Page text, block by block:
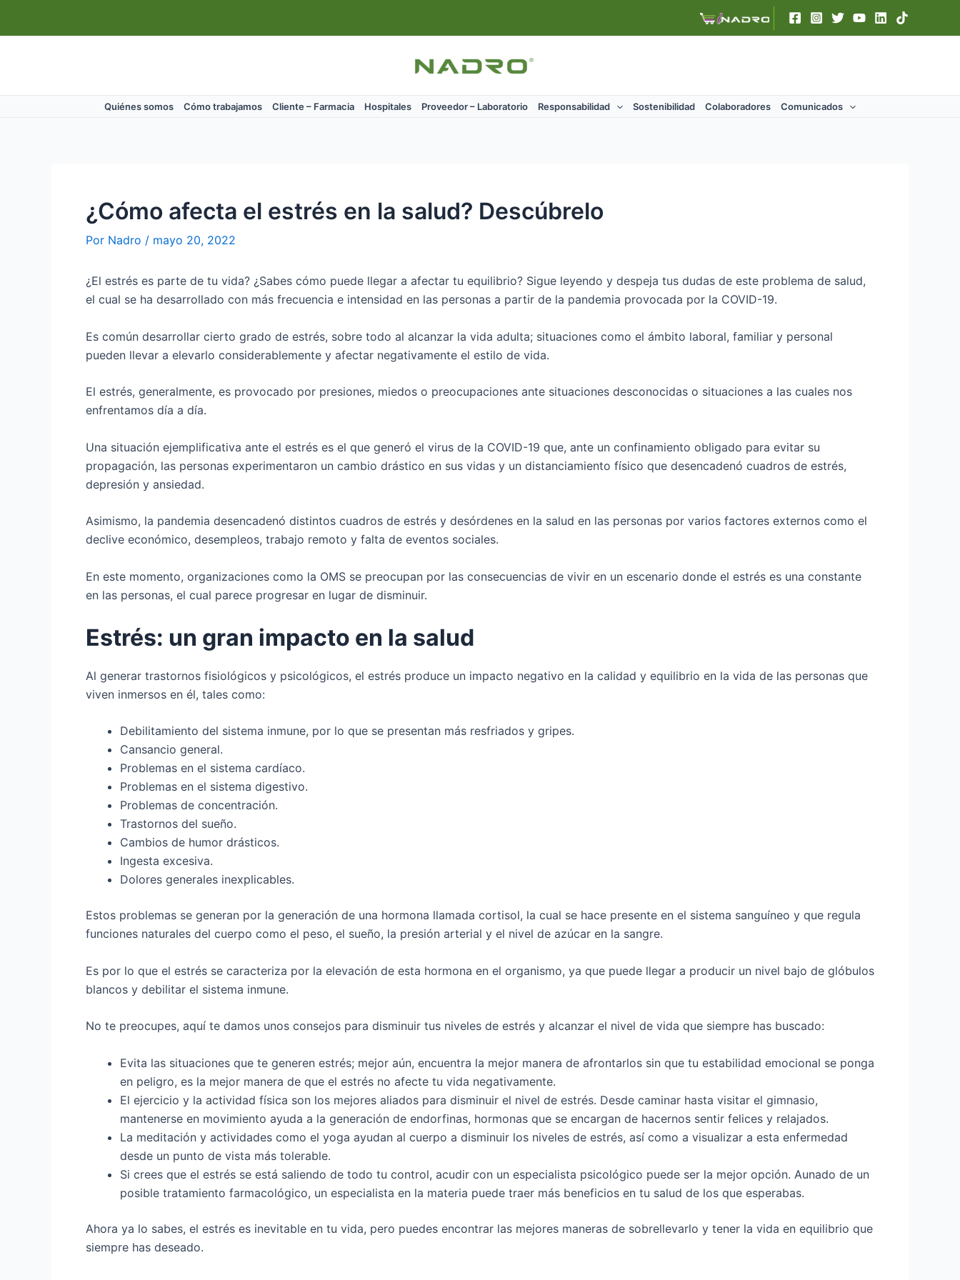
Quiénes somos Cómo trabajamos Cliente – Farmacia Hospitales Proveedor – Laboratorio Responsabilidad Sostenibilidad Colaboradores Comunicados
¿Cómo afecta el estrés en la salud? Descúbrelo
Por Nadro / mayo 20, 2022
¿El estrés es parte de tu vida? ¿Sabes cómo puede llegar a afectar tu equilibrio? Sigue leyendo y despeja tus dudas de este problema de salud,
el cual se ha desarrollado con más frecuencia e intensidad en las personas a partir de la pandemia provocada por la COVID-19.
Es común desarrollar cierto grado de estrés, sobre todo al alcanzar la vida adulta; situaciones como el ámbito laboral, familiar y personal
pueden llevar a elevarlo considerablemente y afectar negativamente el estilo de vida.
El estrés, generalmente, es provocado por presiones, miedos o preocupaciones ante situaciones desconocidas o situaciones a las cuales nos
enfrentamos día a día.
Una situación ejemplificativa ante el estrés es el que generó el virus de la COVID-19 que, ante un confinamiento obligado para evitar su
propagación, las personas experimentaron un cambio drástico en sus vidas y un distanciamiento físico que desencadenó cuadros de estrés,
depresión y ansiedad.
Asimismo, la pandemia desencadenó distintos cuadros de estrés y desórdenes en la salud en las personas por varios factores externos como el
declive económico, desempleos, trabajo remoto y falta de eventos sociales.
En este momento, organizaciones como la OMS se preocupan por las consecuencias de vivir en un escenario donde el estrés es una constante
en las personas, el cual parece progresar en lugar de disminuir.
Estrés: un gran impacto en la salud
Al generar trastornos fisiológicos y psicológicos, el estrés produce un impacto negativo en la calidad y equilibrio en la vida de las personas que
viven inmersos en él, tales como:
Debilitamiento del sistema inmune, por lo que se presentan más resfriados y gripes.
Cansancio general.
Problemas en el sistema cardíaco.
Problemas en el sistema digestivo.
Problemas de concentración.
Trastornos del sueño.
Cambios de humor drásticos.
Ingesta excesiva.
Dolores generales inexplicables.
Estos problemas se generan por la generación de una hormona llamada cortisol, la cual se hace presente en el sistema sanguíneo y que regula
funciones naturales del cuerpo como el peso, el sueño, la presión arterial y el nivel de azúcar en la sangre.
Es por lo que el estrés se caracteriza por la elevación de esta hormona en el organismo, ya que puede llegar a producir un nivel bajo de glóbulos
blancos y debilitar el sistema inmune.
No te preocupes, aquí te damos unos consejos para disminuir tus niveles de estrés y alcanzar el nivel de vida que siempre has buscado:
Evita las situaciones que te generen estrés; mejor aún, encuentra la mejor manera de afrontarlos sin que tu estabilidad emocional se ponga
en peligro, es la mejor manera de que el estrés no afecte tu vida negativamente.
El ejercicio y la actividad física son los mejores aliados para disminuir el nivel de estrés. Desde caminar hasta visitar el gimnasio,
mantenerse en movimiento ayuda a la generación de endorfinas, hormonas que se encargan de hacernos sentir felices y relajados.
La meditación y actividades como el yoga ayudan al cuerpo a disminuir los niveles de estrés, así como a visualizar a esta enfermedad
desde un punto de vista más tolerable.
Si crees que el estrés se está saliendo de todo tu control, acudir con un especialista psicológico puede ser la mejor opción. Aunado de un
posible tratamiento farmacológico, un especialista en la materia puede traer más beneficios en tu salud de los que esperabas.
Ahora ya lo sabes, el estrés es inevitable en tu vida, pero puedes encontrar las mejores maneras de sobrellevarlo y tener la vida en equilibrio que
siempre has deseado.